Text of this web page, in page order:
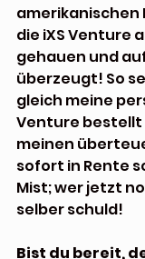
amerikanischen
die iXS Venture
gehauen und
überzeugt! So
gleich meine
Venture bestellt
meinen
sofort in Rente
Mist; wer jetzt
selber schuld!
Bist du bereit,